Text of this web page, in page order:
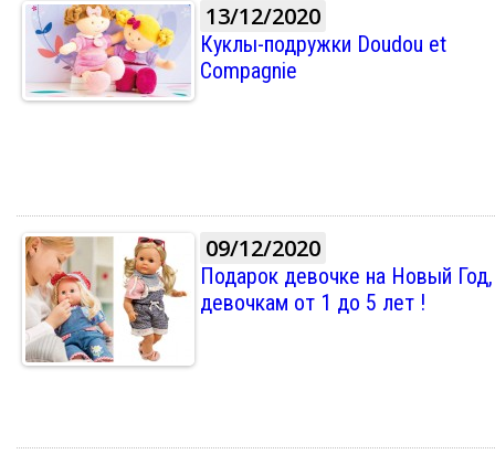
13/12/2020
Куклы-подружки Doudou et
Compagnie
09/12/2020
Подарок девочке на Новый Год,
девочкам от 1 до 5 лет !